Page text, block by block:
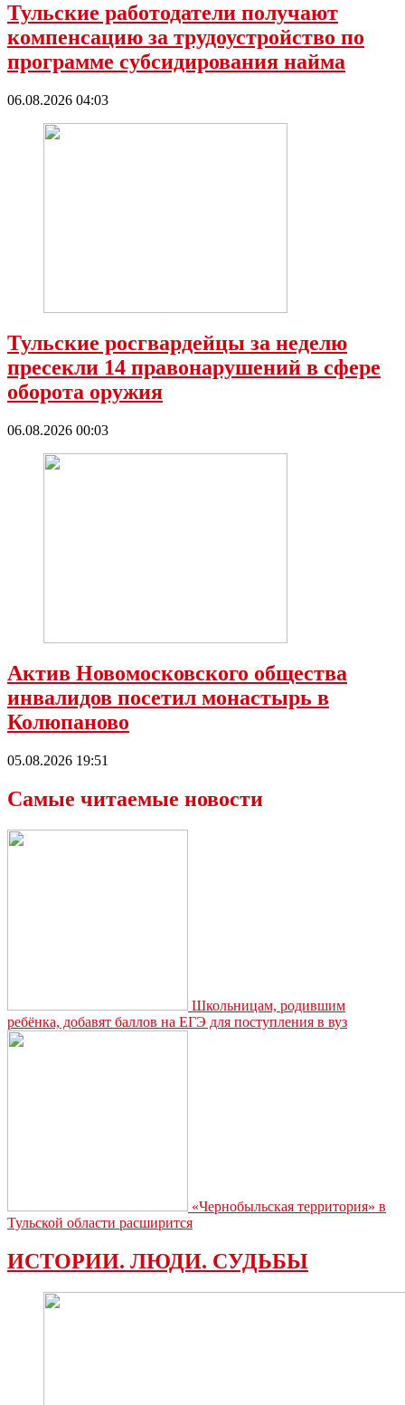
Тульские работодатели получают
компенсацию за трудоустройство по
программе субсидирования найма
06.08.2026 04:03
Тульские росгвардейцы за неделю
пресекли 14 правонарушений в сфере
оборота оружия
06.08.2026 00:03
Актив Новомосковского общества
инвалидов посетил монастырь в
Колюпаново
05.08.2026 19:51
Самые читаемые новости
Школьницам, родившим
ребёнка, добавят баллов на ЕГЭ для поступления в вуз
«Чернобыльская территория» в
Тульской области расширится
ИСТОРИИ. ЛЮДИ. СУДЬБЫ